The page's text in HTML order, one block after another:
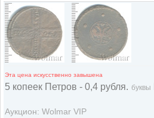
Эта цена искусственно завышена
5 копеек Петров - 0,4 рубля. буквы
Аукцион: Wolmar VIP